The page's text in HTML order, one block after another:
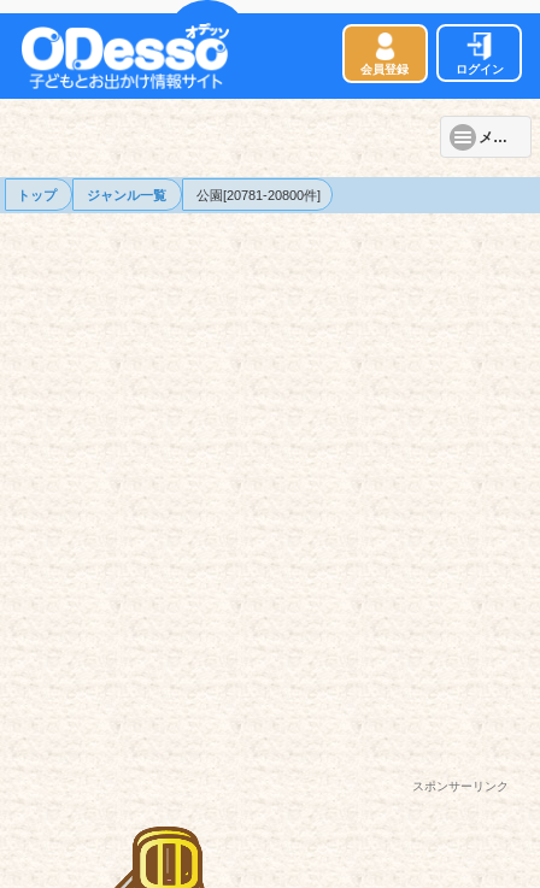
会員登録 ログイン
メニュー
トップ ジャンル一覧 公園[20781-20800件]
スポンサーリンク